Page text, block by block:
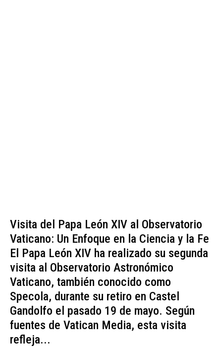
Visita del Papa León XIV al Observatorio
Vaticano: Un Enfoque en la Ciencia y la Fe
El Papa León XIV ha realizado su segunda
visita al Observatorio Astronómico
Vaticano, también conocido como
Specola, durante su retiro en Castel
Gandolfo el pasado 19 de mayo. Según
fuentes de Vatican Media, esta visita
refleja...